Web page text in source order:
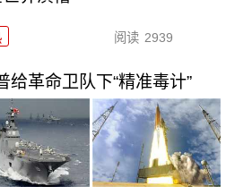
阅读 2939
革命卫队下“精准毒计”